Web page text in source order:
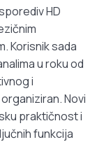
HD
Korisnik sada
u roku od
i
Novi
praktičnost i
funkcija